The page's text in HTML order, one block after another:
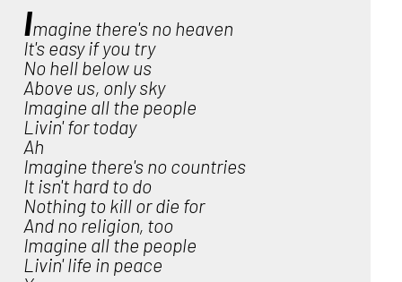
Imagine there's no heaven
It's easy if you try
No hell below us
Above us, only sky
Imagine all the people
Livin' for today
Ah
Imagine there's no countries
It isn't hard to do
Nothing to kill or die for
And no religion, too
Imagine all the people
Livin' life in peace